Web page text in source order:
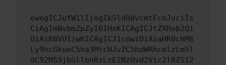
ewogICJuYW1lIjogIk5ldHdvcmtFcnJvciIs
CiAgImNvbmZpZyI6IHsKICAgICJtZXRob2Qi
OiAiR0VUIiwKICAgICJ1cmwiOiAiaHR0cHM6
Ly9hcGkueC5ha3MtcHJvZC5hdWRhcmlzLm5l
dC92MS9jbGllbnRzLzE2NzUvd2Vic2l0ZS12